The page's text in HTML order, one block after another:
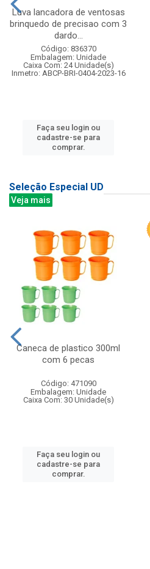
Luva lancadora de ventosas
brinquedo de precisao com 3
dardo...
Código: 836370
Embalagem: Unidade
Caixa Com: 24 Unidade(s)
Inmetro: ABCP-BRI-0404-2023-16
Faça seu login ou
cadastre-se para
comprar.
Seleção Especial UD
Veja mais
Caneca de plastico 300ml
com 6 pecas
Código: 471090
Embalagem: Unidade
Caixa Com: 30 Unidade(s)
Faça seu login ou
cadastre-se para
comprar.